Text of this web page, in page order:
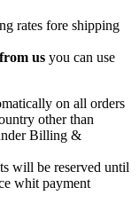
rates fore shipping
us you can use
on all orders
other than
Billing &
will be reserved until
whit payment